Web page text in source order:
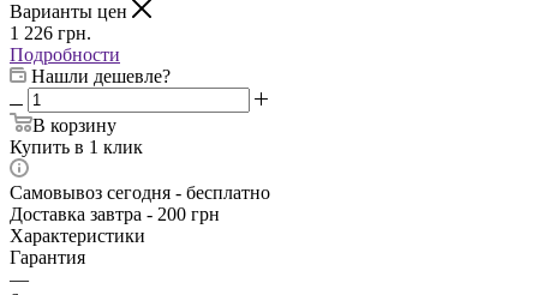
Варианты цен
1 226 грн.
Подробности
Нашли дешевле?
В корзину
Купить в 1 клик
Самовывоз сегодня - бесплатно
Доставка завтра - 200 грн
Характеристики
Гарантия
—